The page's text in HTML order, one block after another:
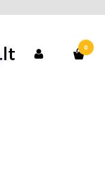
0
servisas